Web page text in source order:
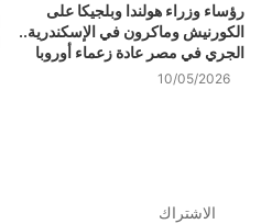
رؤساء وزراء هولندا وبلجيكا على
الكورنيش وماكرون في الإسكندرية..
الجري في مصر عادة زعماء أوروبا
10/05/2026
الاشتراك